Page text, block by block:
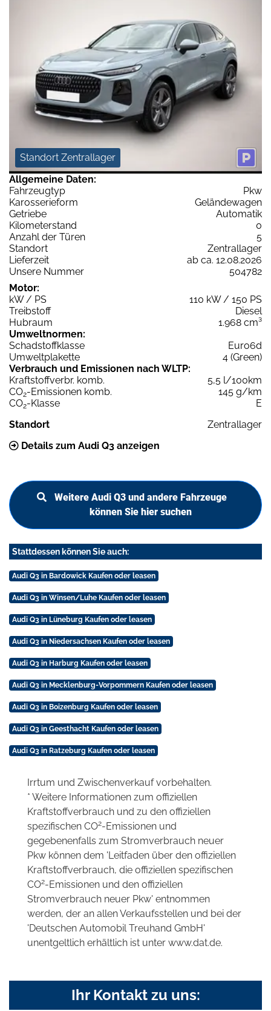
Standort Zentrallager
Allgemeine Daten:
Fahrzeugtyp
Pkw
Karosserieform
Geländewagen
Getriebe
Automatik
Kilometerstand
0
Anzahl der Türen
5
Standort
Zentrallager
Lieferzeit
ab ca. 12.08.2026
Unsere Nummer
504782
Motor:
kW / PS
110 kW / 150 PS
Treibstoff
Diesel
Hubraum
1.968 cm³
Umweltnormen:
Schadstoffklasse
Euro6d
Umweltplakette
4 (Green)
Verbrauch und Emissionen nach WLTP:
Kraftstoffverbr. komb.
5,5 l/100km
CO2-Emissionen komb.
145 g/km
CO2-Klasse
E
Standort
Zentrallager
Details zum Audi Q3 anzeigen
Weitere Audi Q3 und andere Fahrzeuge
können Sie hier suchen
Stattdessen können Sie auch:
Audi Q3 in Bardowick Kaufen oder leasen
Audi Q3 in Winsen/Luhe Kaufen oder leasen
Audi Q3 in Lüneburg Kaufen oder leasen
Audi Q3 in Niedersachsen Kaufen oder leasen
Audi Q3 in Harburg Kaufen oder leasen
Audi Q3 in Mecklenburg-Vorpommern Kaufen oder leasen
Audi Q3 in Boizenburg Kaufen oder leasen
Audi Q3 in Geesthacht Kaufen oder leasen
Audi Q3 in Ratzeburg Kaufen oder leasen
Irrtum und Zwischenverkauf vorbehalten.
* Weitere Informationen zum offiziellen
Kraftstoffverbrauch und zu den offiziellen
spezifischen CO2-Emissionen und
gegebenenfalls zum Stromverbrauch neuer
Pkw können dem 'Leitfaden über den offiziellen
Kraftstoffverbrauch, die offiziellen spezifischen
CO2-Emissionen und den offiziellen
Stromverbrauch neuer Pkw' entnommen
werden, der an allen Verkaufsstellen und bei der
'Deutschen Automobil Treuhand GmbH'
unentgeltlich erhältlich ist unter www.dat.de.
Ihr Kontakt zu uns: